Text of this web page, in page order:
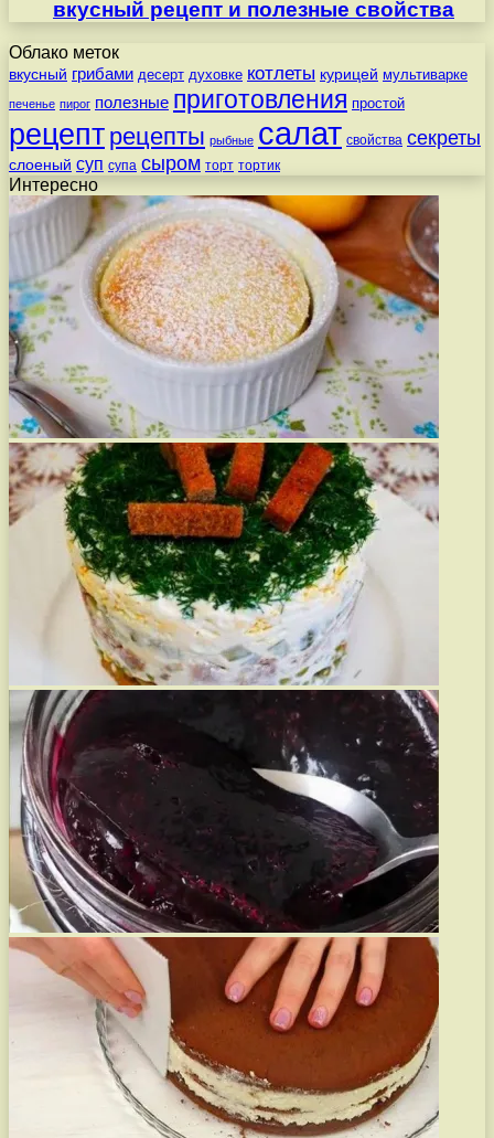
вкусный рецепт и полезные свойства
Облако меток
вкусный грибами десерт духовке котлеты курицей мультиварке
печенье пирог полезные приготовления простой
рецепт рецепты рыбные салат свойства секреты
слоеный суп супа сыром торт тортик
Интересно